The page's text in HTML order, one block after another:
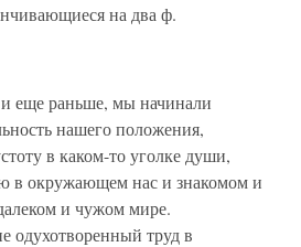
на два ф.
еще раньше, мы начинали
нашего положения,
в каком-то уголке души,
в окружающем нас и знакомом и
и чужом мире.
одухотворенный труд в